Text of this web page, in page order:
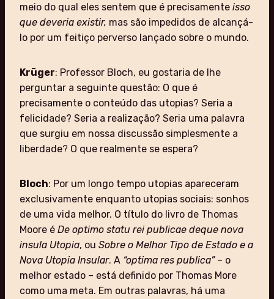
meio do qual eles sentem que é precisamente isso
que deveria existir, mas são impedidos de alcançá-
lo por um feitiço perverso lançado sobre o mundo.
Krüger: Professor Bloch, eu gostaria de lhe
perguntar a seguinte questão: O que é
precisamente o conteúdo das utopias? Seria a
felicidade? Seria a realização? Seria uma palavra
que surgiu em nossa discussão simplesmente a
liberdade? O que realmente se espera?
Bloch: Por um longo tempo utopias apareceram
exclusivamente enquanto utopias sociais: sonhos
de uma vida melhor. O título do livro de Thomas
Moore é De optimo statu rei publicae deque nova
insula Utopia, ou Sobre o Melhor Tipo de Estado e a
Nova Utopia Insular. A “optima res publica”– o
melhor estado – está definido por Thomas More
como uma meta. Em outras palavras, há uma